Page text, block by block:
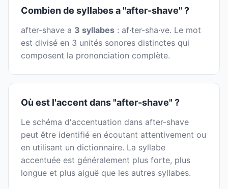
Combien de syllabes a "after-shave" ?
after-shave a 3 syllabes : af·ter-sha·ve. Le mot
est divisé en 3 unités sonores distinctes qui
composent la prononciation complète.
Où est l'accent dans "after-shave" ?
Le schéma d'accentuation dans after-shave
peut être identifié en écoutant attentivement ou
en utilisant un dictionnaire. La syllabe
accentuée est généralement plus forte, plus
longue et plus aiguë que les autres syllabes.